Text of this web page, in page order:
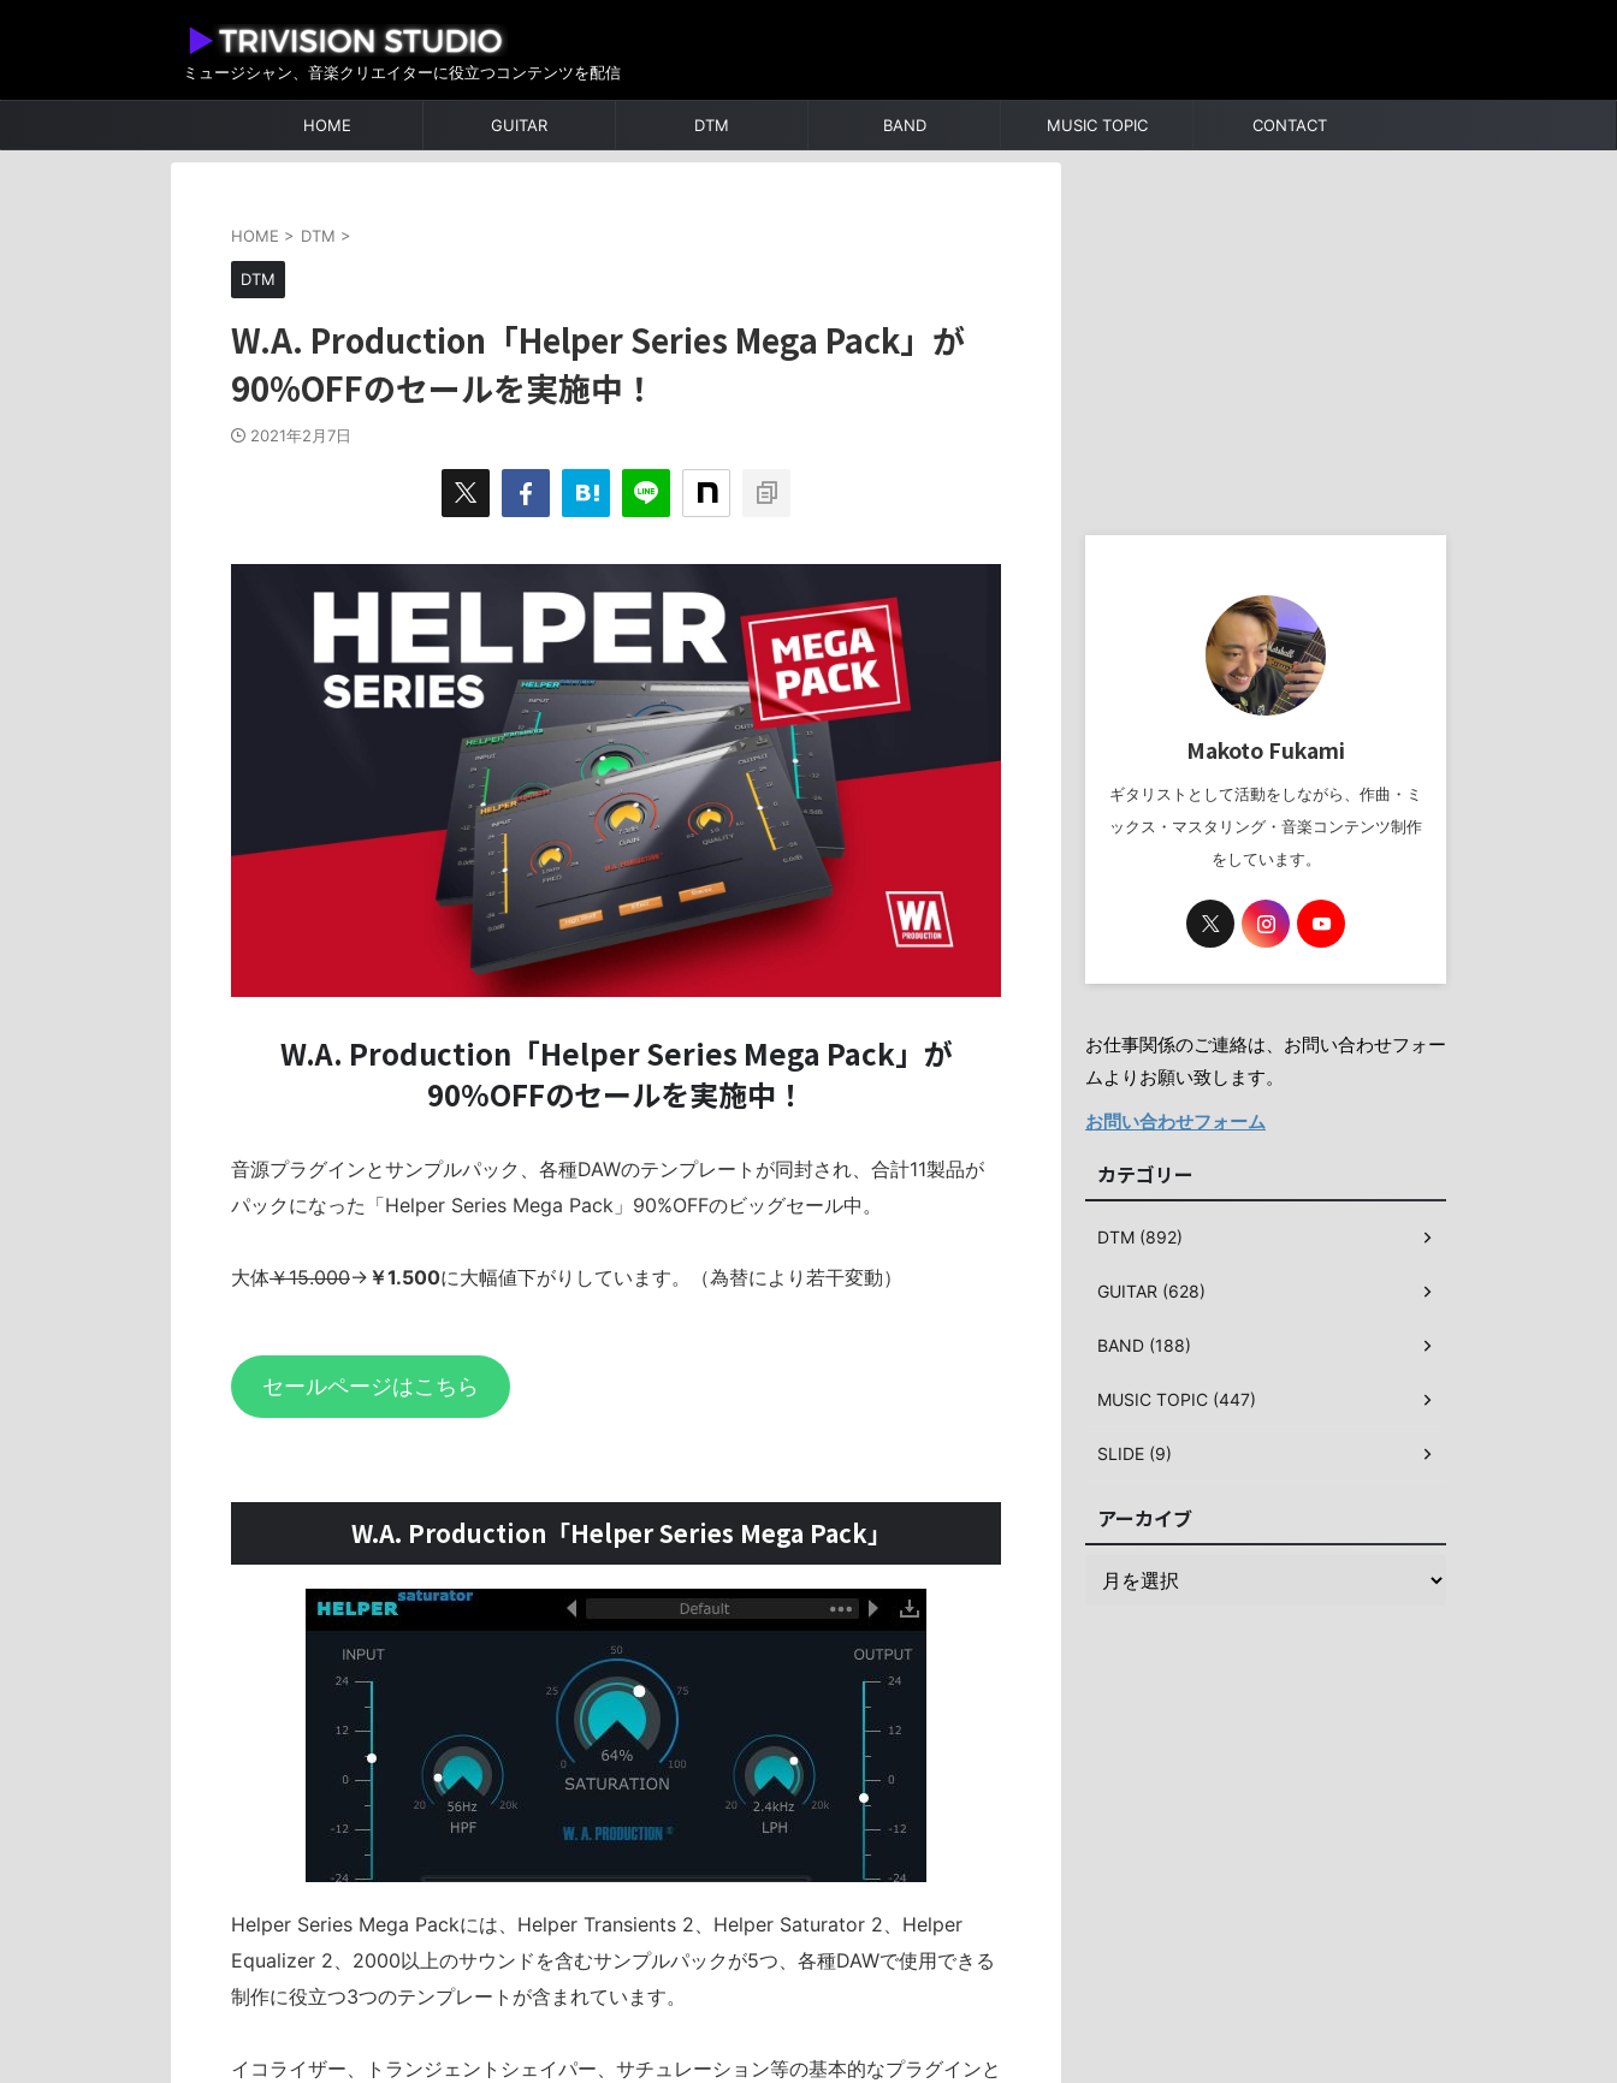
ミュージシャン、音楽クリエイターに役立つコンテンツを配信
HOME GUITAR DTM BAND MUSIC TOPIC CONTACT
HOME > DTM >
DTM
W.A. Production「Helper Series Mega Pack」が
90%OFFのセールを実施中！
2021年2月7日
W.A. Production「Helper Series Mega Pack」が
90%OFFのセールを実施中！
音源プラグインとサンプルパック、各種DAWのテンプレートが同封され、合計11製品が
パックになった「Helper Series Mega Pack」90%OFFのビッグセール中。
大体￥15.000→ ￥1.500に大幅値下がりしています。（為替により若干変動）
セールページはこちら
W.A. Production「Helper Series Mega Pack」
Helper Series Mega Packには、Helper Transients 2、Helper Saturator 2、Helper
Equalizer 2、2000以上のサウンドを含むサンプルパックが5つ、各種DAWで使用できる
制作に役立つ3つのテンプレートが含まれています。
イコライザー、トランジェントシェイパー、サチュレーション等の基本的なプラグインと
Makoto Fukami
ギタリストとして活動をしながら、作曲・ミ
ックス・マスタリング・音楽コンテンツ制作
をしています。
お仕事関係のご連絡は、お問い合わせフォー
ムよりお願い致します。
お問い合わせフォーム
カテゴリー
DTM (892)
GUITAR (628)
BAND (188)
MUSIC TOPIC (447)
SLIDE (9)
アーカイブ